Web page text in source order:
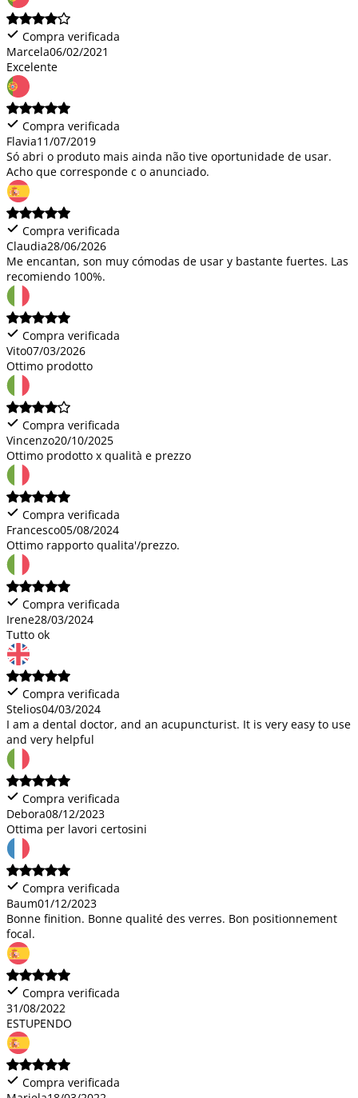
Compra verificada
Marcela06/02/2021
Excelente
Compra verificada
Flavia11/07/2019
Só abri o produto mais ainda não tive oportunidade de usar.
Acho que corresponde c o anunciado.
Compra verificada
Claudia28/06/2026
Me encantan, son muy cómodas de usar y bastante fuertes. Las
recomiendo 100%.
Compra verificada
Vito07/03/2026
Ottimo prodotto
Compra verificada
Vincenzo20/10/2025
Ottimo prodotto x qualità e prezzo
Compra verificada
Francesco05/08/2024
Ottimo rapporto qualita'/prezzo.
Compra verificada
Irene28/03/2024
Tutto ok
Compra verificada
Stelios04/03/2024
I am a dental doctor, and an acupuncturist. It is very easy to use
and very helpful
Compra verificada
Debora08/12/2023
Ottima per lavori certosini
Compra verificada
Baum01/12/2023
Bonne finition. Bonne qualité des verres. Bon positionnement
focal.
Compra verificada
31/08/2022
ESTUPENDO
Compra verificada